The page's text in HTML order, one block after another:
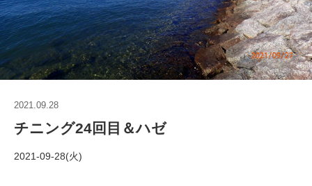
2021.09.28
チニング24回目＆ハゼ
2021-09-28(火)